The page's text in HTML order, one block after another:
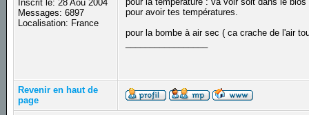
Inscrit le: 28 Aoû 2004
Messages: 6897
Localisation: France
pour avoir tes températures.
pour la bombe à air sec ( ca crache de l'air
Revenir en haut de
page